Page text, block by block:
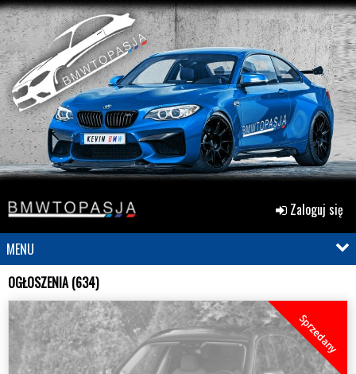
Zaloguj się
MENU
OGŁOSZENIA (634)
Sprzedany